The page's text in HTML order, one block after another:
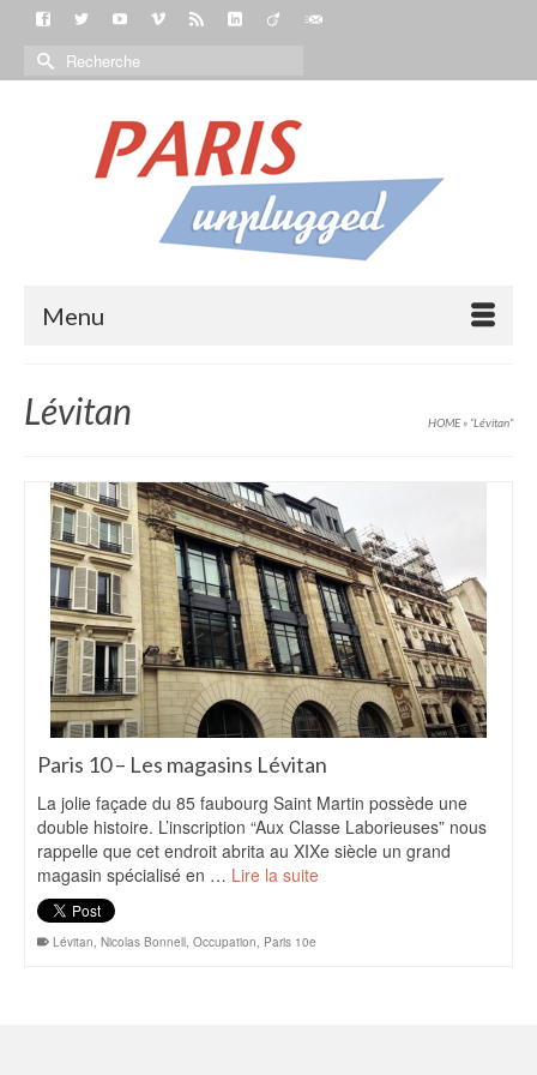
Menu
Lévitan HOME» “Lévitan“
Paris 10 – Les magasins Lévitan
La jolie façade du 85 faubourg Saint Martin possède une
double histoire. L’inscription “Aux Classe Laborieuses” nous
rappelle que cet endroit abrita au XIXe siècle un grand
magasin spécialisé en … Lire la suite
Lévitan, Nicolas Bonnell, Occupation, Paris 10e